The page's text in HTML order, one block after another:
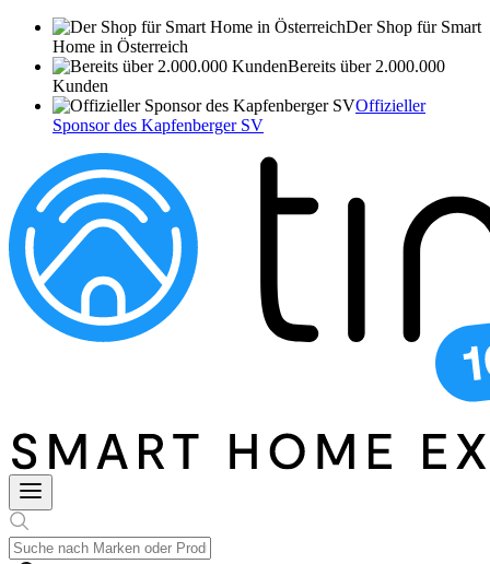
Der Shop für Smart
Home in Österreich
Bereits über 2.000.000
Kunden
Offizieller
Sponsor des Kapfenberger SV